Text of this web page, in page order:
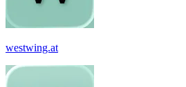
westwing.at